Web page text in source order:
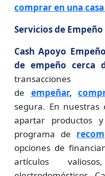
comprar en una
Servicios de
Cash Apoyo
de empeño cerca
transacciones
de empeñar,
segura. En nuestras
apartar productos
programa de
opciones de
artículos